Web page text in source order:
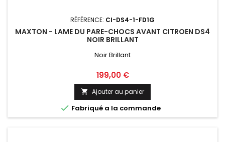
RÉFÉRENCE: CI-DS4-1-FD1G
MAXTON - LAME DU PARE-CHOCS AVANT CITROEN DS4
NOIR BRILLANT
Noir Brillant
Prix
199,00 €
 Ajouter au panier
 Fabriqué a la commande